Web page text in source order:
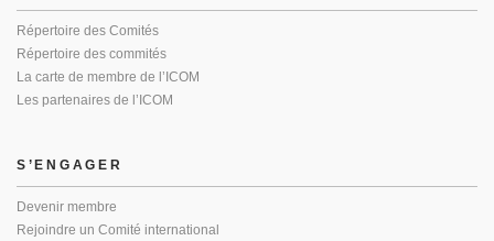
Répertoire des Comités
Répertoire des commités
La carte de membre de l’ICOM
Les partenaires de l’ICOM
S’ENGAGER
Devenir membre
Rejoindre un Comité international